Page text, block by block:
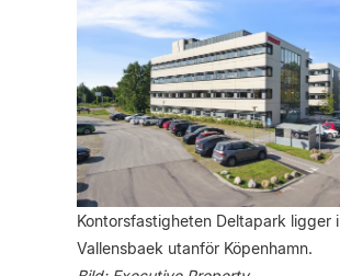
Kontorsfastigheten Deltapark ligger i
Vallensbaek utanför Köpenhamn.